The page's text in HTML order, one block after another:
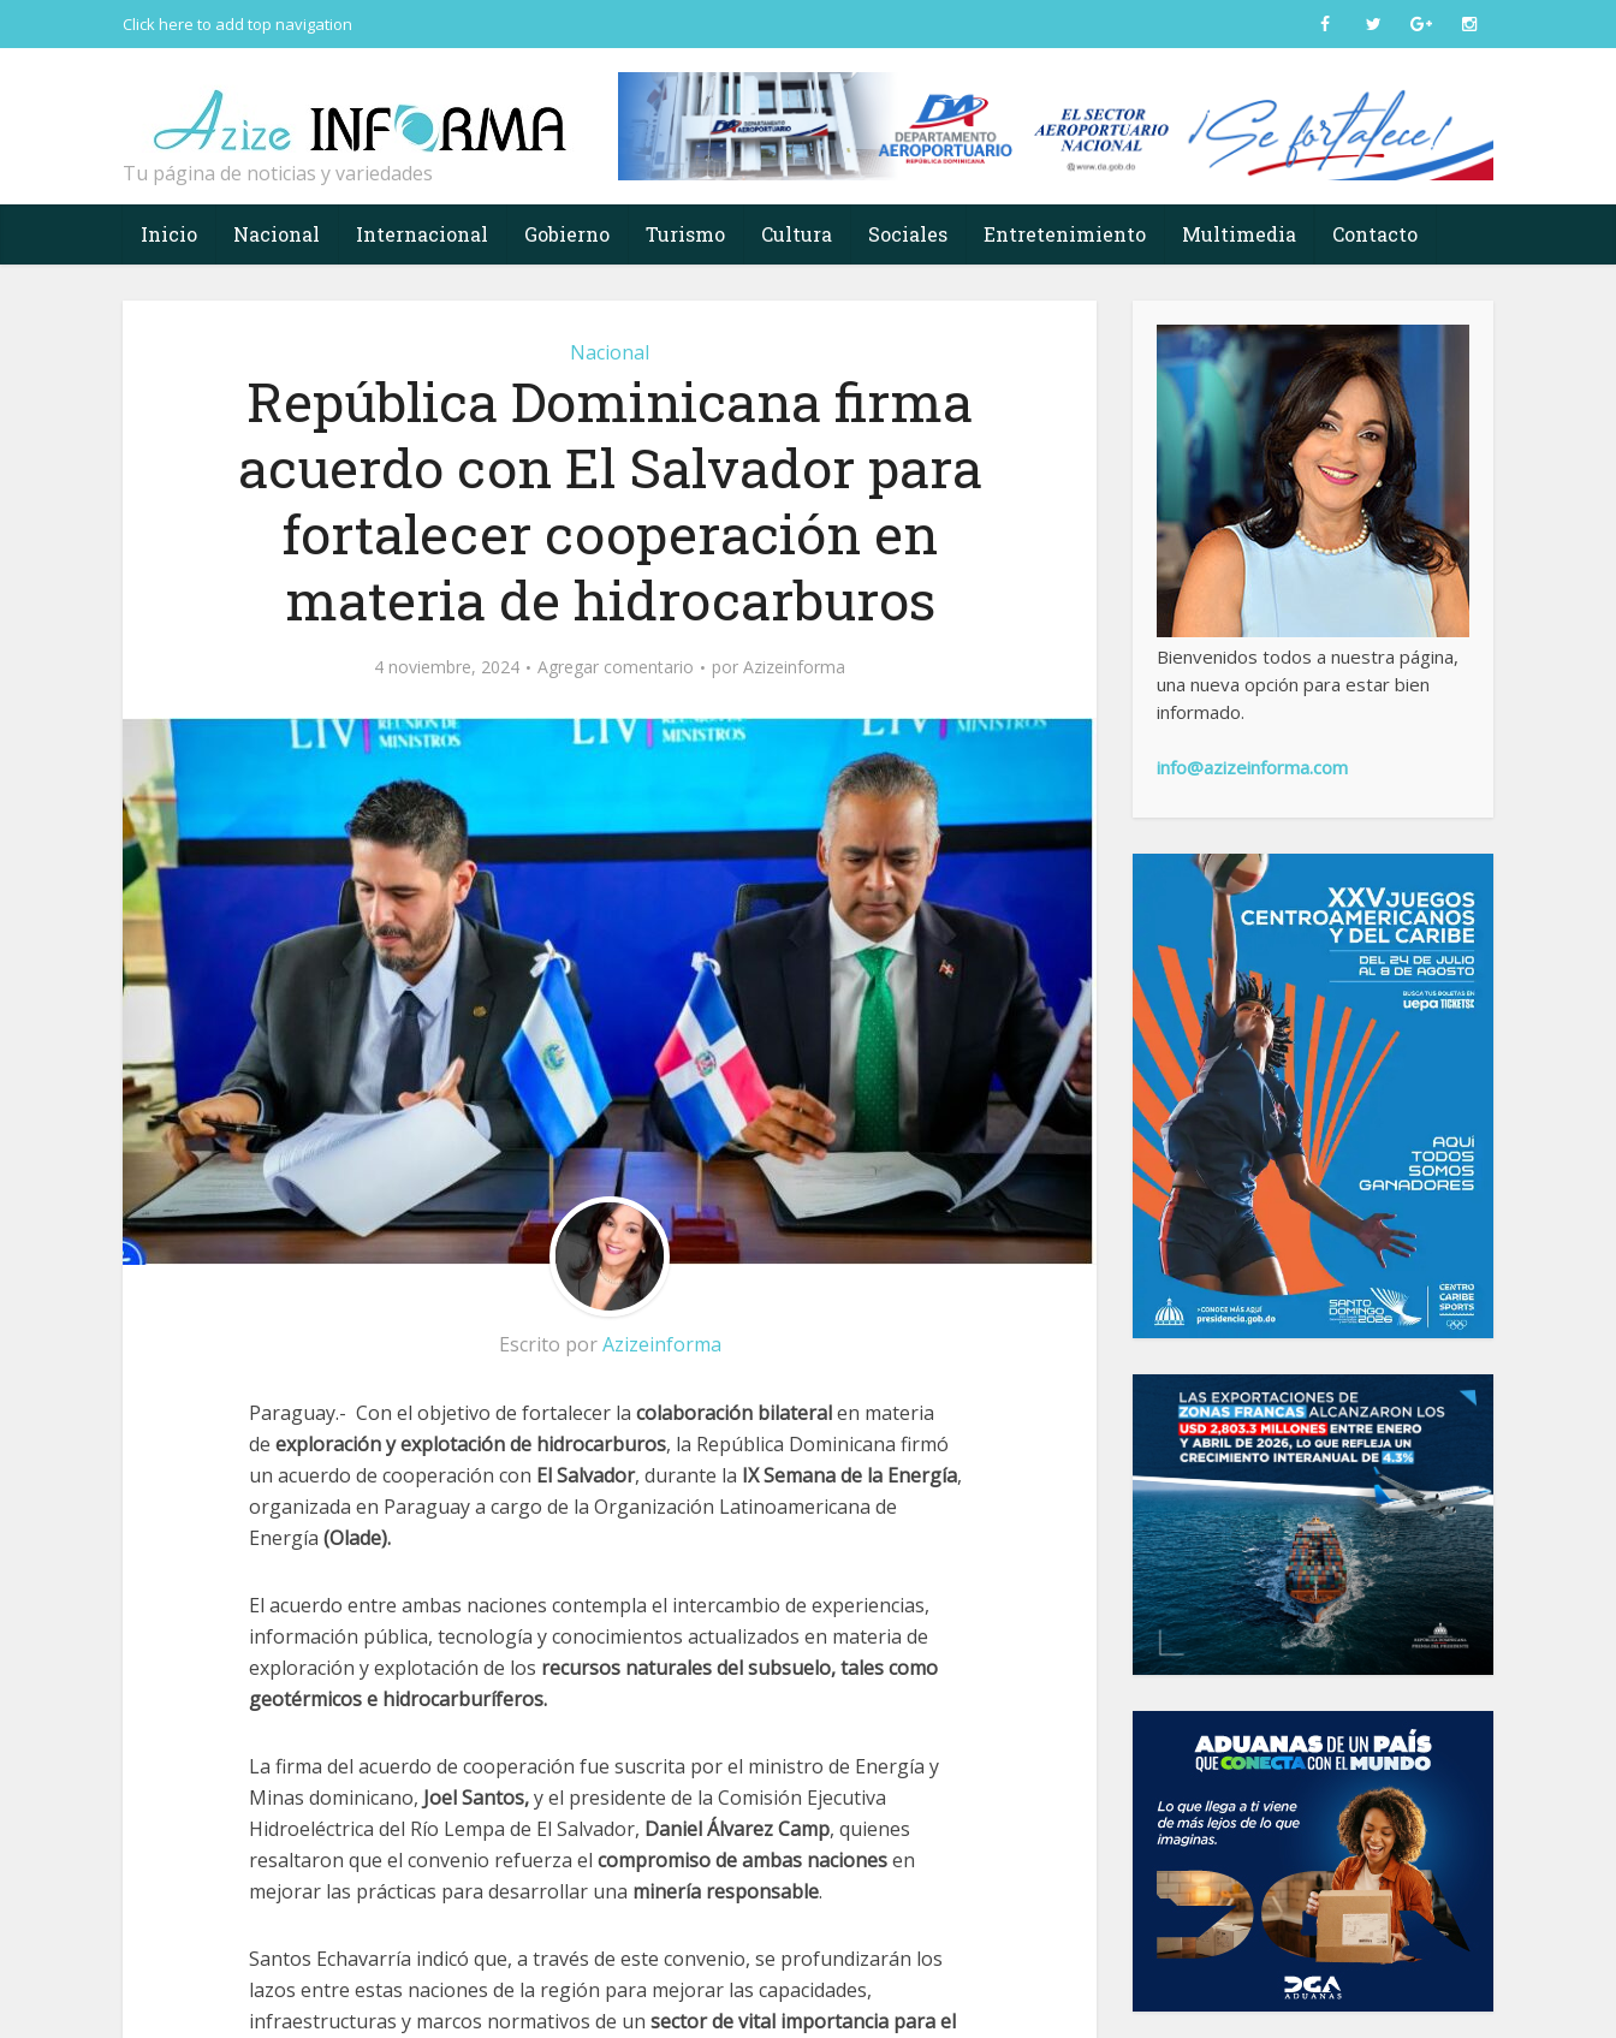
Click here to add top navigation
Tu página de noticias y variedades
Inicio Nacional Internacional Gobierno Turismo Cultura Sociales Entretenimiento Multimedia Contacto
Nacional
República Dominicana firma
acuerdo con El Salvador para
fortalecer cooperación en
materia de hidrocarburos
4 noviembre, 2024 Agregar comentario por Azizeinforma
Escrito porAzizeinforma
Paraguay.- Con el objetivo de fortalecer la colaboración bilateralen materia
de exploración y explotación de hidrocarburos, la República Dominicana firmó
un acuerdo de cooperación con El Salvador, durante la IX Semana de la Energía,
organizada en Paraguay a cargo de la Organización Latinoamericana de
Energía (Olade).
El acuerdo entre ambas naciones contempla el intercambio de experiencias,
información pública, tecnología y conocimientos actualizados en materia de
exploración y explotación de los recursos naturales del subsuelo, tales como
geotérmicos e hidrocarburíferos.
La firma del acuerdo de cooperación fue suscrita por el ministro de Energía y
Minas dominicano, Joel Santos,y el presidente de la Comisión Ejecutiva
Hidroeléctrica del Río Lempa de El Salvador, Daniel Álvarez Camp, quienes
resaltaron que el convenio refuerza el compromiso de ambas nacionesen
mejorar las prácticas para desarrollar una minería responsable.
Santos Echavarría indicó que, a través de este convenio, se profundizarán los
lazos entre estas naciones de la región para mejorar las capacidades,
infraestructuras y marcos normativos de un sector de vital importancia para el
Bienvenidos todos a nuestra página,
una nueva opción para estar bien
informado.
info@azizeinforma.com